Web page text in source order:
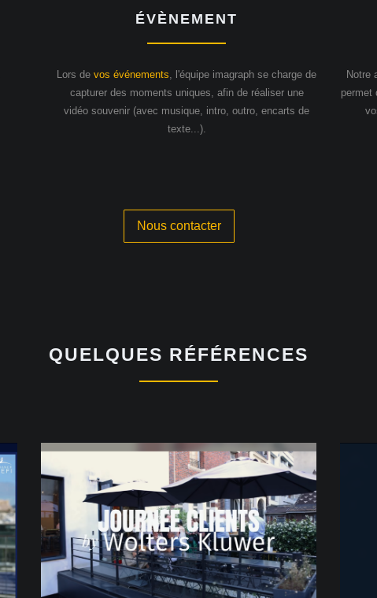
ÉVÈNEMENT
Lors de vos événements, l'équipe imagraph se charge de
capturer des moments uniques, afin de réaliser une
vidéo souvenir (avec musique, intro, outro, encarts de
texte...).
Notre
permet
Nous contacter
QUELQUES RÉFÉRENCES